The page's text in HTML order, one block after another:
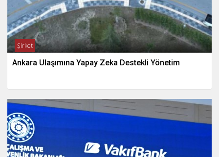
Şirket
Ankara Ulaşımına Yapay Zeka Destekli Yönetim